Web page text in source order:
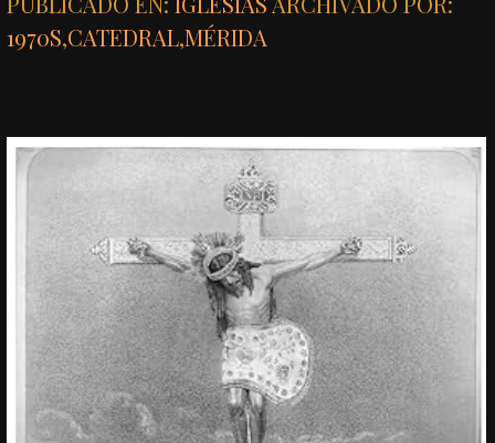
1970S,CATEDRAL,MÉRIDA